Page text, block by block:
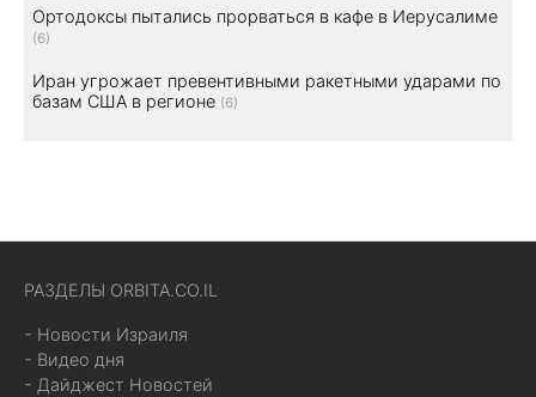
Ортодоксы пытались прорваться в кафе в Иерусалиме
(6)
Иран угрожает превентивными ракетными ударами по
базам США в регионе (6)
РАЗДЕЛЫ ORBITA.CO.IL
- Новости Израиля
- Видео дня
- Дайджест Новостей